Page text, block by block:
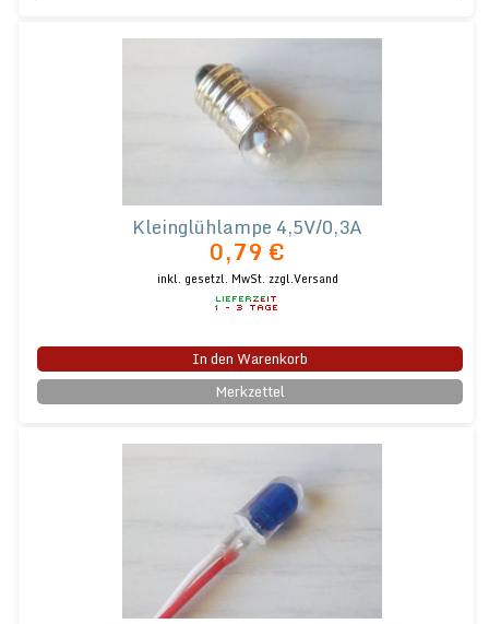
Kleinglühlampe 4,5V/0,3A
0,79 €
inkl. gesetzl. MwSt. zzgl.Versand
In den Warenkorb
Merkzettel